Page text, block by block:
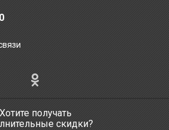
получать
скидки?